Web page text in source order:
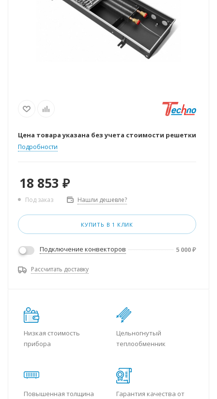
Цена товара указана без учета стоимости решетки
Подробности
18 853 ₽
Под заказ Нашли дешевле?
КУПИТЬ В 1 КЛИК
Подключение конвекторов 5 000₽
Рассчитать доставку
Низкая стоимость
прибора
Цельногнутый
теплообменник
Повышенная толщина
Гарантия качества от